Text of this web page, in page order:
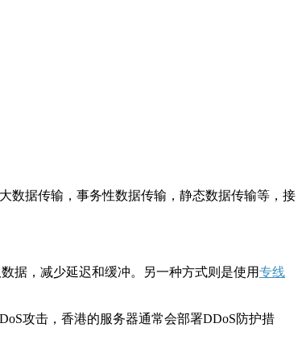
数据传输，事务性数据传输，静态数据传输等，接
，减少延迟和缓冲。另一种方式则是使用专线
攻击，香港的服务器通常会部署DDoS防护措